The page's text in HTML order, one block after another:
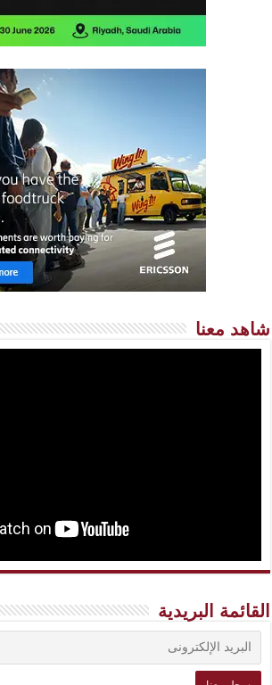
شاهد معنا
القائمة البريدية